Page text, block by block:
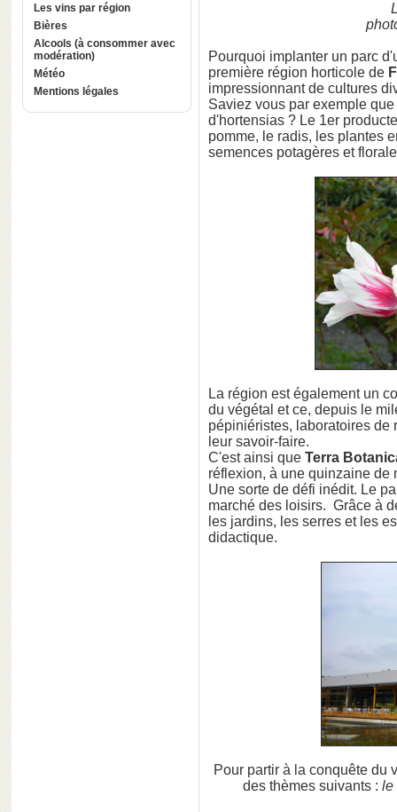
Les vins par région
Bières
Alcools (à consommer avec
modération)
Météo
Mentions légales
Pourquoi implanter un parc
première région horticole de
impressionnant de cultures
Saviez vous par exemple que
d'hortensias ? Le 1er
pomme, le radis, les plantes
semences potagères et
La région est également un
du végétal et ce, depuis le
pépiniéristes, laboratoires de
leur savoir-faire.
C'est ainsi que Terra
réflexion, à une quinzaine de
Une sorte de défi inédit. Le
marché des loisirs. Grâce à
les jardins, les serres et les
didactique.
Pour partir à la conquête du
des thèmes suivants : le